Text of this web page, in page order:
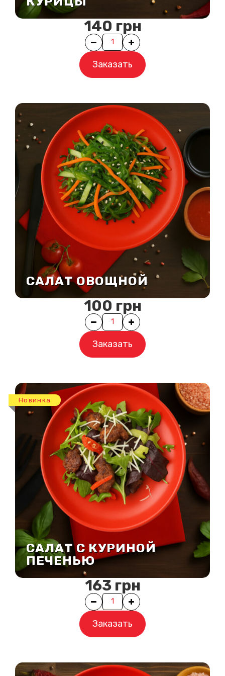
140 грн
Quantity
Заказать
САЛАТ ОВОЩНОЙ
100 грн
Quantity
Заказать
Новинка
САЛАТ С КУРИНОЙ
ПЕЧЕНЬЮ
163 грн
Quantity
Заказать
з
Ви можете оформити замовлення зараз,
але його зможуть доставити після